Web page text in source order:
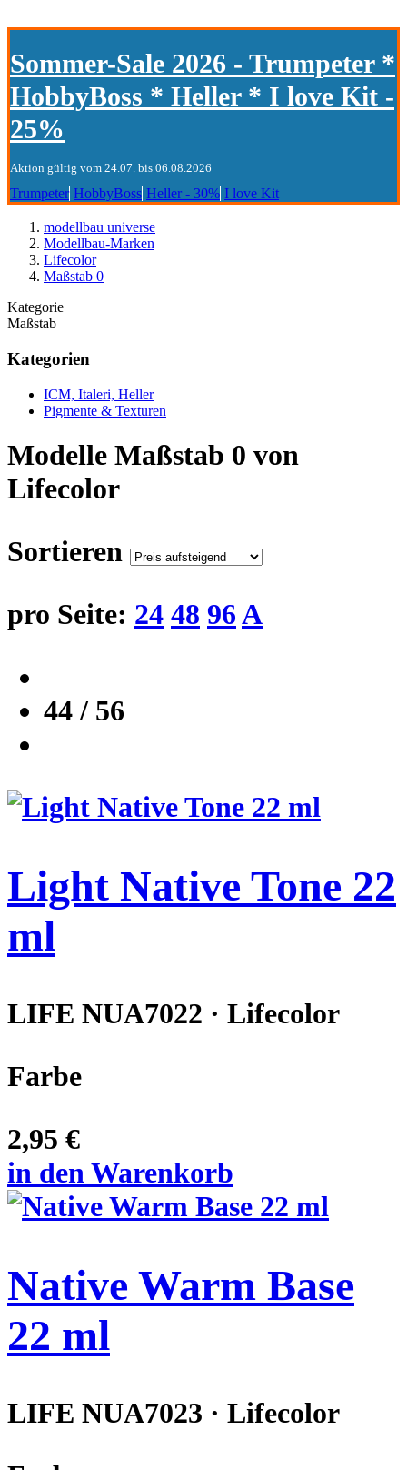
Sommer-Sale 2026 - Trumpeter *
HobbyBoss * Heller * I love Kit -
25%
Aktion gültig vom 24.07. bis 06.08.2026
Trumpeter HobbyBoss Heller - 30% I love Kit
modellbau universe
Modellbau-Marken
Lifecolor
Maßstab 0
Kategorie
Maßstab
Kategorien
ICM, Italeri, Heller
Pigmente & Texturen
Modelle Maßstab 0 von
Lifecolor
Sortieren
pro Seite: 24 48 96A
44 / 56
Light Native Tone 22
ml
LIFE NUA7022 · Lifecolor
Farbe
2,95 €
in den Warenkorb
Native Warm Base
22 ml
LIFE NUA7023 · Lifecolor